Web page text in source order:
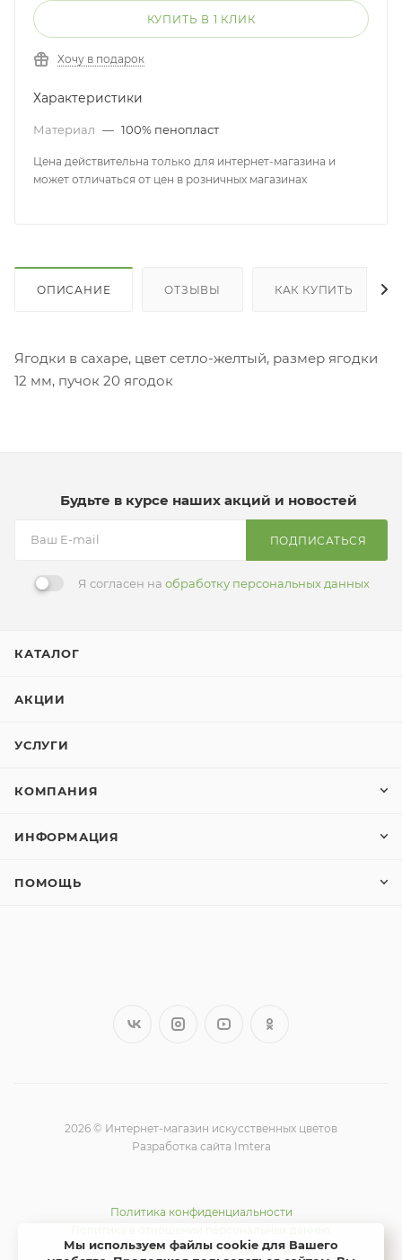
КУПИТЬ В 1 КЛИК
Хочу в подарок
Характеристики
Материал — 100% пенопласт
Цена действительна только для интернет-магазина и
может отличаться от цен в розничных магазинах
ОПИСАНИЕ ОТЗЫВЫ КАК КУПИТЬ
Ягодки в сахаре, цвет сетло-желтый, размер ягодки
12 мм, пучок 20 ягодок
Будьте в курсе наших акций и новостей
ПОДПИСАТЬСЯ
Я согласен на обработку персональных данных
КАТАЛОГ
АКЦИИ
УСЛУГИ
КОМПАНИЯ
ИНФОРМАЦИЯ
ПОМОЩЬ
2026 © Интернет-магазин искусственных цветов
Разработка сайта Imtera
Политика конфиденциальности
Использование Яндекс метрики и cookie
Мы используем файлы cookie для Вашего